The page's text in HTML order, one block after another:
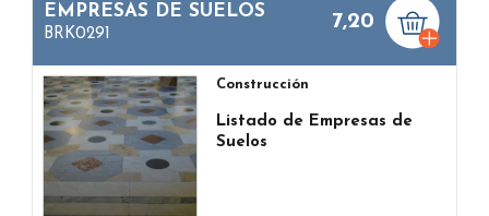
EMPRESAS DE SUELOS
BRK0291
7,20
Construcción
Listado de Empresas de
Suelos